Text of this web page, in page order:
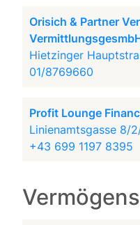
Orisich & Partner
Hietzinger
01/8769660
Profit Lounge
Linienamtsgasse 8/
+43 699 1197 8395